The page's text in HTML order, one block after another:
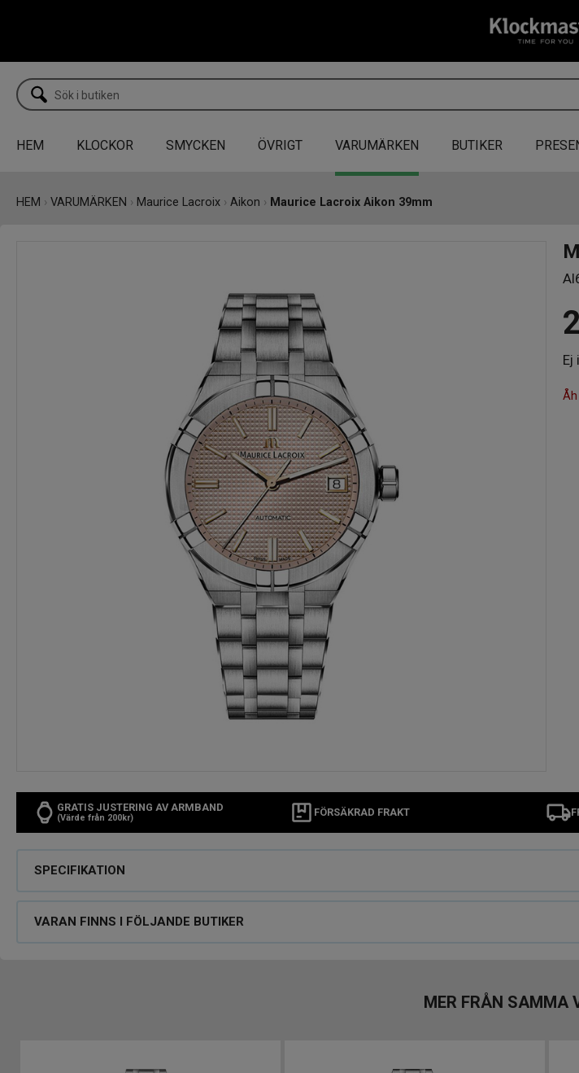
HEM KLOCKOR SMYCKEN ÖVRIGT VARUMÄRKEN BUTIKER
HEM › VARUMÄRKEN › Maurice Lacroix › Aikon › Maurice Lacroix Aikon 39mm
Ej
GRATIS JUSTERING AV ARMBAND
(Värde från 200kr) FÖRSÄKRAD FRAKT
SPECIFIKATION
VARAN FINNS I FÖLJANDE BUTIKER
MER FRÅN SAMMA